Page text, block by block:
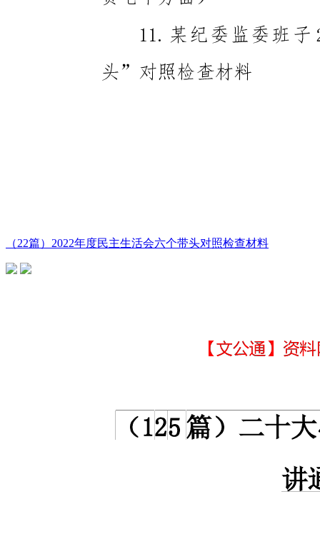
（22篇）2022年度民主生活会六个带头对照检查材料